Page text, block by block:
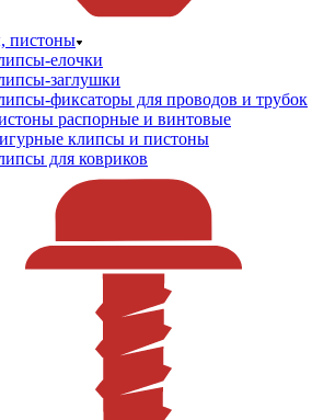
пистоны
елочки
заглушки
фиксаторы для проводов и трубок
распорные и винтовые
клипсы и пистоны
для ковриков